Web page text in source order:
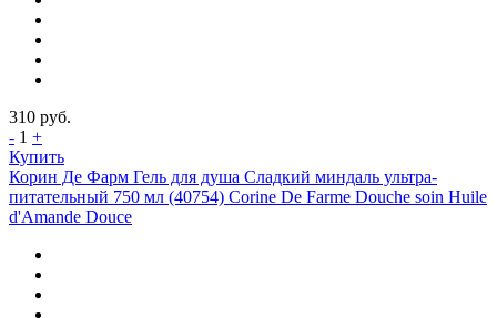
310 руб.
- 1 +
Купить
Корин Де Фарм Гель для душа Сладкий миндаль ультра-
питательный 750 мл (40754) Corine De Farme Douche soin Huile
d'Amande Douce